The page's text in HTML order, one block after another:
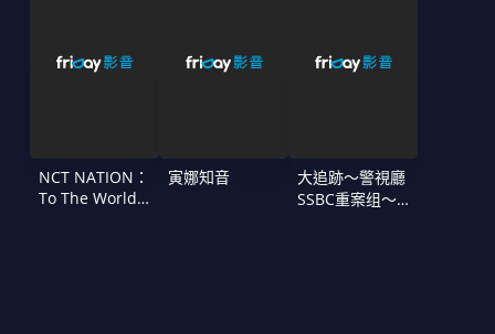
NCT NATION：
To The World
寅娜知音
大追跡〜警視廳
SSBC重案组〜